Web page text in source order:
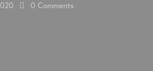
0 Comments